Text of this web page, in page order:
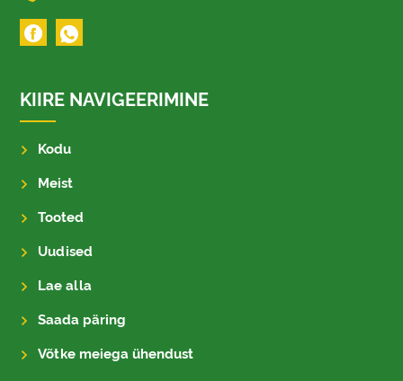
KIIRE NAVIGEERIMINE
Kodu
Meist
Tooted
Uudised
Lae alla
Saada päring
Võtke meiega ühendust